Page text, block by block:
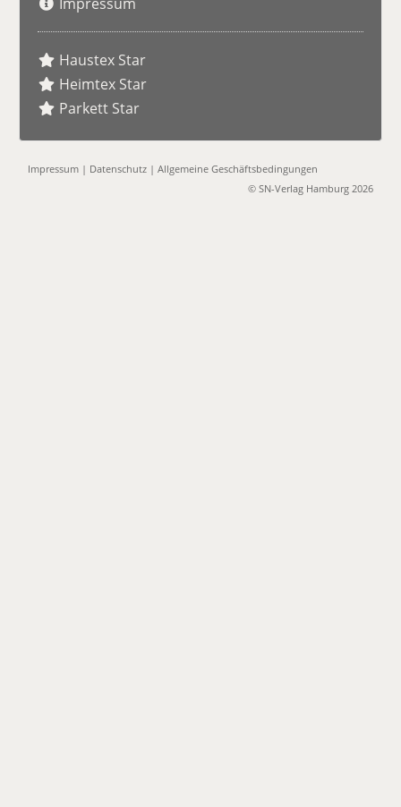
Haustex Star
Heimtex Star
Parkett Star
Impressum | Datenschutz |Allgemeine Geschäftsbedingungen
© SN-Verlag Hamburg 2026